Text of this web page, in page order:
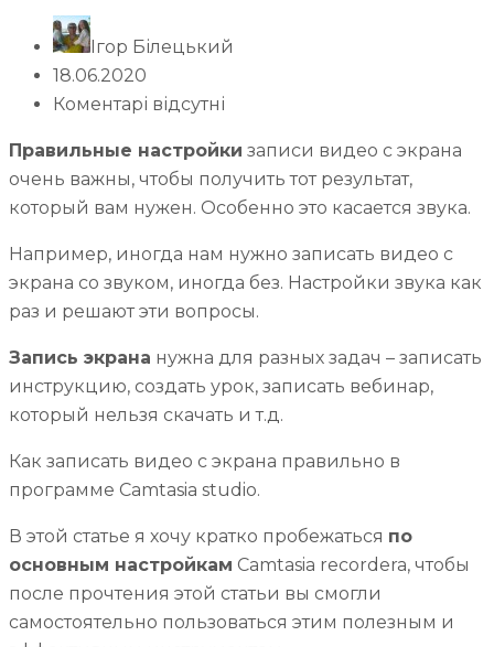
Ігор Білецький
18.06.2020
Коментарі відсутні
Правильные настройки записи видео с экрана
очень важны, чтобы получить тот результат,
который вам нужен. Особенно это касается звука.
Например, иногда нам нужно записать видео с
экрана со звуком, иногда без. Настройки звука как
раз и решают эти вопросы.
Запись экрана нужна для разных задач – записать
инструкцию, создать урок, записать вебинар,
который нельзя скачать и т.д.
Как записать видео с экрана правильно в
программе Camtasia studio.
В этой статье я хочу кратко пробежаться по
основным настройкам Camtasia recordera, чтобы
после прочтения этой статьи вы смогли
самостоятельно пользоваться этим полезным и